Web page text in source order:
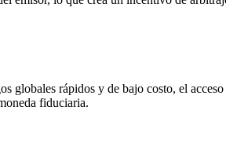
globales rápidos y de bajo costo, el
fiduciaria.